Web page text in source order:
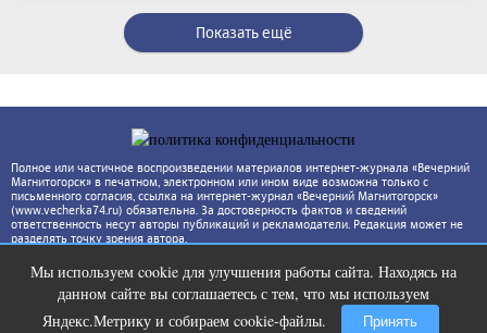
Показать ещё
Полное или частичное воспроизведении материалов интернет-журнала «Вечерний
Магнитогорск» в печатном, электронном или ином виде возможна только с
письменного согласия, ссылка на интернет-журнал «Вечерний Магнитогорск»
(www.vecherka74.ru) обязательна. За достоверность фактов и сведений
ответственность несут авторы публикаций и рекламодатели. Редакция может не
разделять точку зрения автора.
Мы используем cookie для улучшения работы сайта. Находясь на
данном сайте вы соглашаетесь с тем, что мы используем
Яндекс.Метрику и собираем cookie-файлы.
Принять
Королева вагона отожгла! Видео не
оставит равнодушным